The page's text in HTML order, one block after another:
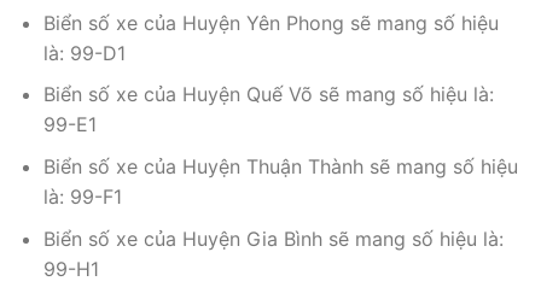
Biển số xe của Huyện Yên Phong sẽ mang số hiệu
là: 99-D1
Biển số xe của Huyện Quế Võ sẽ mang số hiệu là:
99-E1
Biển số xe của Huyện Thuận Thành sẽ mang số hiệu
là: 99-F1
Biển số xe của Huyện Gia Bình sẽ mang số hiệu là:
99-H1